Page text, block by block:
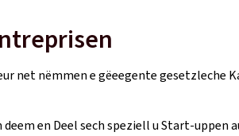
net nëmmen e gëeegente gesetzleche
deem en Deel sech speziell u Start-uppen